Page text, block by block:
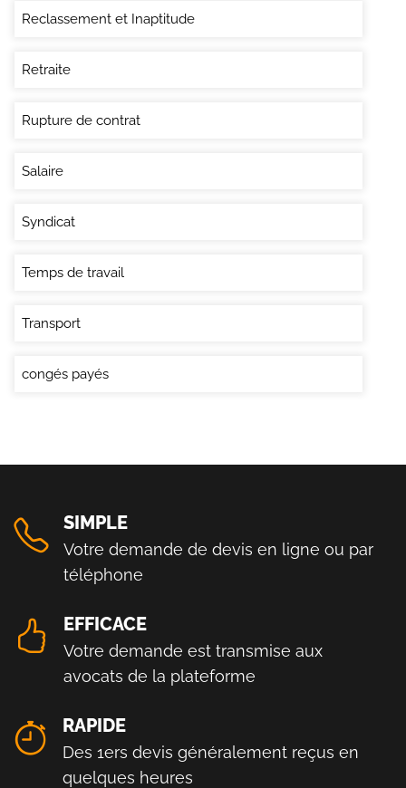
Reclassement et Inaptitude
Retraite
Rupture de contrat
Salaire
Syndicat
Temps de travail
Transport
congés payés
SIMPLE
Votre demande de devis en ligne ou par
téléphone
EFFICACE
Votre demande est transmise aux
avocats de la plateforme
RAPIDE
Des 1ers devis généralement reçus en
quelques heures